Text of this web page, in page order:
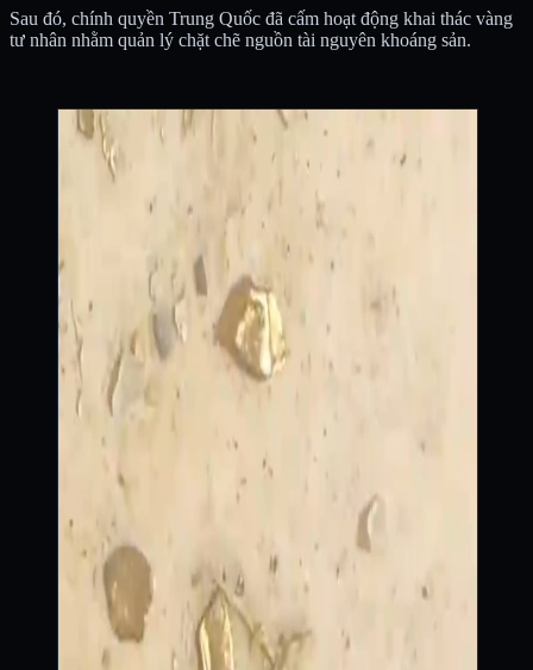
Sau đó, chính quyền Trung Quốc đã cấm hoạt động khai thác vàng
tư nhân nhằm quản lý chặt chẽ nguồn tài nguyên khoáng sản.